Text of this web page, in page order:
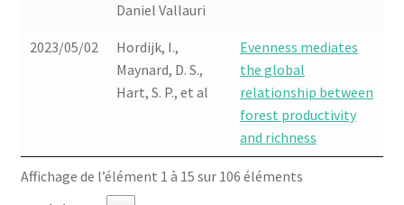
Daniel Vallauri
2023/05/02
Hordijk, I.,
Maynard, D. S.,
Hart, S. P., et al
Evenness mediates
the global
relationship between
forest productivity
and richness
Affichage de l’élément 1 à 15 sur 106 éléments